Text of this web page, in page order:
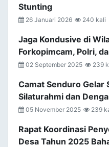
Stunting
26 Januari 2026 240 kali
Jaga Kondusive di
Forkopimcam, Polri,
02 September 2025 239
Camat Senduro Gelar
Silaturahmi dan
05 November 2025 239
Rapat Koordinasi
Desa Tahun 2025